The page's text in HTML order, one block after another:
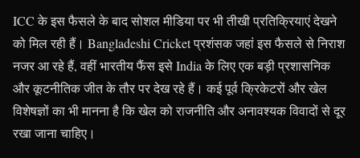
ICC के इस फैसले के बाद सोशल मीडिया पर भी तीखी प्रतिक्रियाएं देखने
को मिल रही हैं। Bangladeshi Cricket प्रशंसक जहां इस फैसले से निराश
नजर आ रहे हैं, वहीं भारतीय फैंस इसे India के लिए एक बड़ी प्रशासनिक
और कूटनीतिक जीत के तौर पर देख रहे हैं। कई पूर्व क्रिकेटरों और खेल
विशेषज्ञों का भी मानना है कि खेल को राजनीति और अनावश्यक विवादों से दूर
रखा जाना चाहिए।